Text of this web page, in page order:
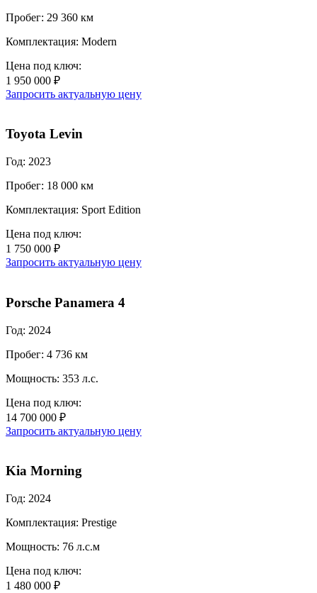
Пробег: 29 360 км
Комплектация: Modern
Цена под ключ:
1 950 000 ₽
Запросить актуальную цену
Toyota Levin
Год: 2023
Пробег: 18 000 км
Комплектация: Sport Edition
Цена под ключ:
1 750 000 ₽
Запросить актуальную цену
Porsche Panamera 4
Год: 2024
Пробег: 4 736 км
Мощность: 353 л.с.
Цена под ключ:
14 700 000 ₽
Запросить актуальную цену
Kia Morning
Год: 2024
Комплектация: Prestige
Мощность: 76 л.с.м
Цена под ключ:
1 480 000 ₽